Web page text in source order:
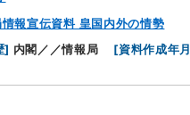
報宣伝資料 皇国内外の情勢
] 内閣／／情報局 [資料作成年